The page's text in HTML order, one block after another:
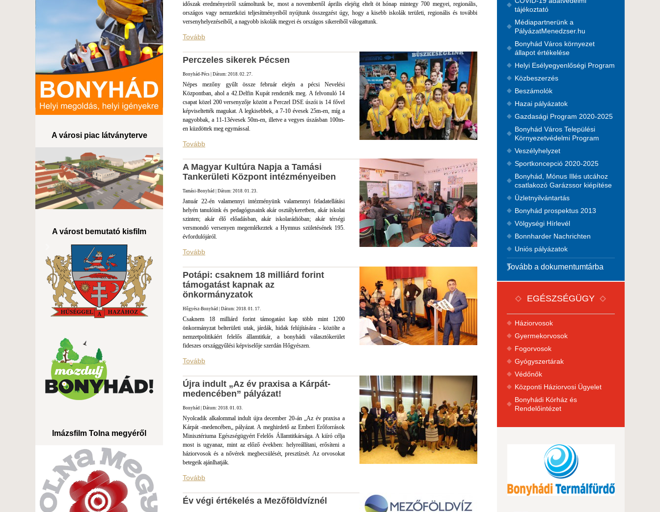
A városi piac látványterve
A várost bemutató kisfilm
Imázsfilm Tolna megyéről
időszak eredményeiről számoltunk be, most a novembertől április elejéig eltelt öt hónap mintegy 700 megyei, regionális,
országos vagy nemzetközi teljesítményeiből nyújtunk összegzést úgy, hogy a kisebb iskolák területi, regionális és további
versenyhelyezéseiből, a nagyobb iskolák megyei és országos sikereiből válogattunk.
Tovább
Perczeles sikerek Pécsen
Bonyhád-Pécs | Dátum: 2018. 02. 27.
Népes mezőny gyűlt össze február elején a pécsi Nevelési
Központban, ahol a 42.Delfin Kupát rendezték meg. A felvonuló 14
csapat közel 200 versenyzője között a Perczel DSE úszói is 14 fővel
képviseltették magukat. A legkisebbek, a 7-10 évesek 25m-en, míg a
nagyobbak, a 11-13évesek 50m-en, illetve a vegyes úszásban 100m-
en küzdöttek meg egymással.
Tovább
A Magyar Kultúra Napja a Tamási
Tankerületi Központ intézményeiben
Tamási-Bonyhád | Dátum: 2018. 01. 23.
Január 22-én valamennyi intézményünk valamennyi feladatellátási
helyén tanulóink és pedagógusaink akár osztálykeretben, akár iskolai
szinten; akár élő előadásban, akár iskolarádióban; akár térségi
versmondó versenyen megemlékeztek a Hymnus születésének 195.
évfordulójáról.
Tovább
Potápi: csaknem 18 milliárd forint
támogatást kapnak az
önkormányzatok
Hőgyész-Bonyhád | Dátum: 2018. 01. 17.
Csaknem 18 milliárd forint támogatást kap több mint 1200
önkormányzat belterületi utak, járdák, hidak felújítására - közölte a
nemzetpolitikáért felelős államtitkár, a bonyhádi választókerület
fideszes országgyűlési képviselője szerdán Hőgyészen.
Tovább
Újra indult „Az év praxisa a Kárpát-
medencében” pályázat!
Bonyhád | Dátum: 2018. 01. 03.
Nyolcadik alkalommal indult újra december 20-án „Az év praxisa a
Kárpát -medencében„ pályázat. A meghirdető az Emberi Erőforrások
Minisztériuma Egészségügyért Felelős Államtitkársága. A kiíró célja
most is ugyanaz, mint az előző években: helyreállítani, erősíteni a
háziorvosok és a nővérek megbecsülését, presztízsét. Az orvosokat
betegeik ajánlhatják.
Tovább
Év végi értékelés a Mezőföldvíznél
tájékoztató
Médiapartnerünk a
PályázatMenedzser.hu
Bonyhád Város környezet
állapot értékelése
Helyi Esélyegyenlőségi Program
Közbeszerzés
Beszámolók
Hazai pályázatok
Gazdasági Program 2020-2025
Bonyhád Város Települési
Környezetvédelmi Program
Veszélyhelyzet
Sportkoncepció 2020-2025
Bonyhád, Mónus Illés utcához
csatlakozó Garázssor kiépítése
Üzletnyilvántartás
Bonyhád prospektus 2013
Völgységi Hírlevél
Bonnharder Nachrichten
Uniós pályázatok
Tovább a dokumentumtárba
EGÉSZSÉGÜGY
Háziorvosok
Gyermekorvosok
Fogorvosok
Gyógyszertárak
Védőnők
Központi Háziorvosi Ügyelet
Bonyhádi Kórház és
Rendelőintézet